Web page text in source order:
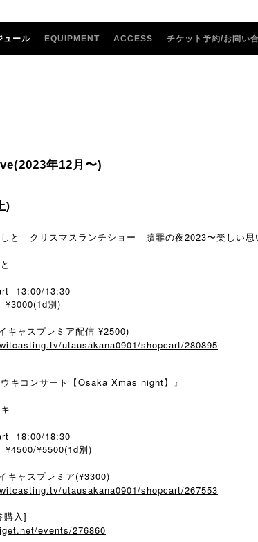
ュール EQUIPMENT ACCESS チケット予約/お問い
年12月〜)
)
しと クリスマスランチショー 贖罪の夜2023〜楽しい思
13:00/13:30
別)
キャスプレミア配信 ¥2500)
utausakana0901/shopcart/280895
ウキコンサート【Osaka Xmas night】』
18:00/18:30
¥5500(1d別)
キャスプレミア(¥3300)
utausakana0901/shopcart/267553
購入]
events/276860